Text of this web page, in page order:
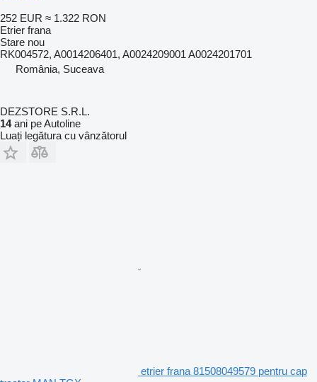
252 EUR ≈ 1.322 RON
Etrier frana
Stare nou
RK004572, A0014206401, A0024209001 A0024201701
România, Suceava
DEZSTORE S.R.L.
14ani pe Autoline
Luați legătura cu vânzătorul
etrier frana 81508049579 pentru cap